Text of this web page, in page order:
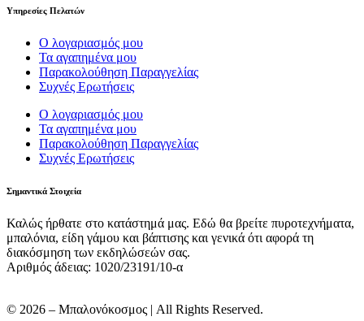
Υπηρεσίες Πελατών
Ο λογαριασμός μου
Τα αγαπημένα μου
Παρακολούθηση Παραγγελίας
Συχνές Ερωτήσεις
Ο λογαριασμός μου
Τα αγαπημένα μου
Παρακολούθηση Παραγγελίας
Συχνές Ερωτήσεις
Σημαντικά Στοιχεία
Καλώς ήρθατε στο κατάστημά μας. Εδώ θα βρείτε πυροτεχνήματα,
μπαλόνια, είδη γάμου και βάπτισης και γενικά ότι αφορά τη
διακόσμηση των εκδηλώσεών σας.
Αριθμός άδειας: 1020/23191/10-α
© 2026 – Μπαλονόκοσμος | All Rights Reserved.